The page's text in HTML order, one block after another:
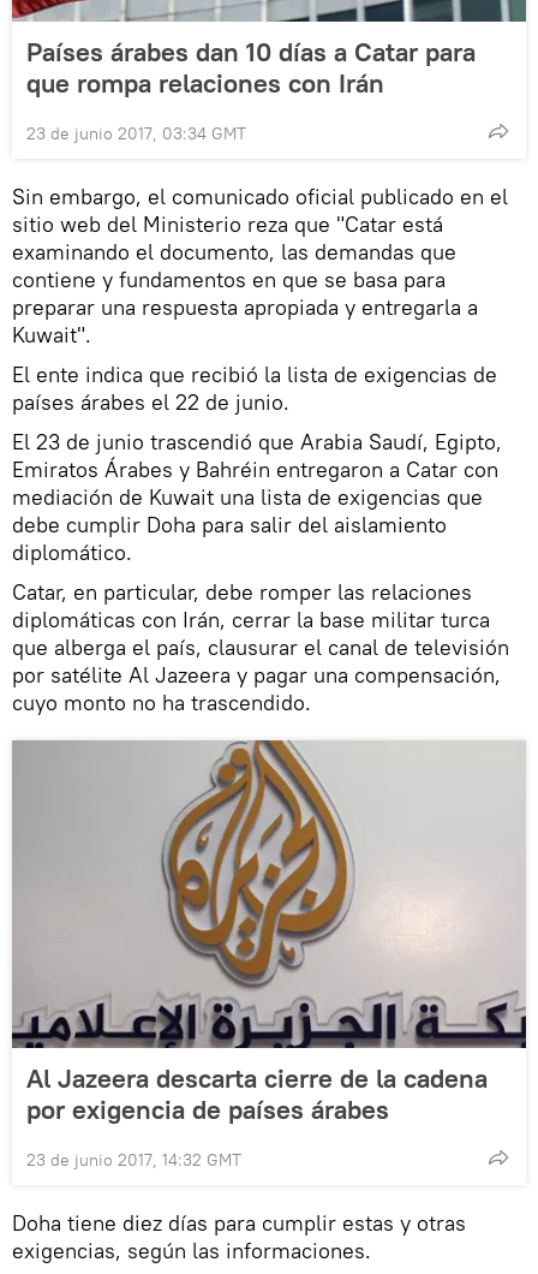
Países árabes dan 10 días a Catar para
que rompa relaciones con Irán
23 de junio 2017, 03:34 GMT
Sin embargo, el comunicado oficial publicado en el
sitio web del Ministerio reza que "Catar está
examinando el documento, las demandas que
contiene y fundamentos en que se basa para
preparar una respuesta apropiada y entregarla a
Kuwait".
El ente indica que recibió la lista de exigencias de
países árabes el 22 de junio.
El 23 de junio trascendió que Arabia Saudí, Egipto,
Emiratos Árabes y Bahréin entregaron a Catar con
mediación de Kuwait una lista de exigencias que
debe cumplir Doha para salir del aislamiento
diplomático.
Catar, en particular, debe romper las relaciones
diplomáticas con Irán, cerrar la base militar turca
que alberga el país, clausurar el canal de televisión
por satélite Al Jazeera y pagar una compensación,
cuyo monto no ha trascendido.
Al Jazeera descarta cierre de la cadena
por exigencia de países árabes
23 de junio 2017, 14:32 GMT
Doha tiene diez días para cumplir estas y otras
exigencias, según las informaciones.